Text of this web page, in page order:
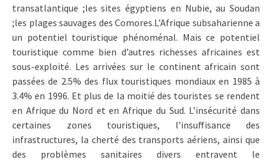
transatlantique ;les sites égyptiens en Nubie, au Soudan
;les plages sauvages des Comores.L’Afrique subsaharienne a
un potentiel touristique phénoménal. Mais ce potentiel
touristique comme bien d’autres richesses africaines est
sous-exploité. Les arrivées sur le continent africain sont
passées de 2.5% des flux touristiques mondiaux en 1985 à
3.4% en 1996. Et plus de la moitié des touristes se rendent
en Afrique du Nord et en Afrique du Sud. L’insécurité dans
certaines zones touristiques, l’insuffisance des
infrastructures, la cherté des transports aériens, ainsi que
des problèmes sanitaires divers entravent le